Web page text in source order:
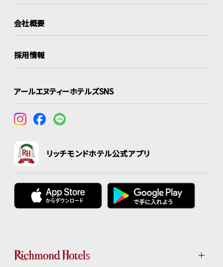
会社概要
採用情報
アールエヌティーホテルズSNS
リッチモンドホテル公式アプリ